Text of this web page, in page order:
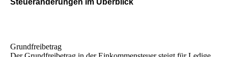
Steueränderungen im Überblick
Grundfreibetrag